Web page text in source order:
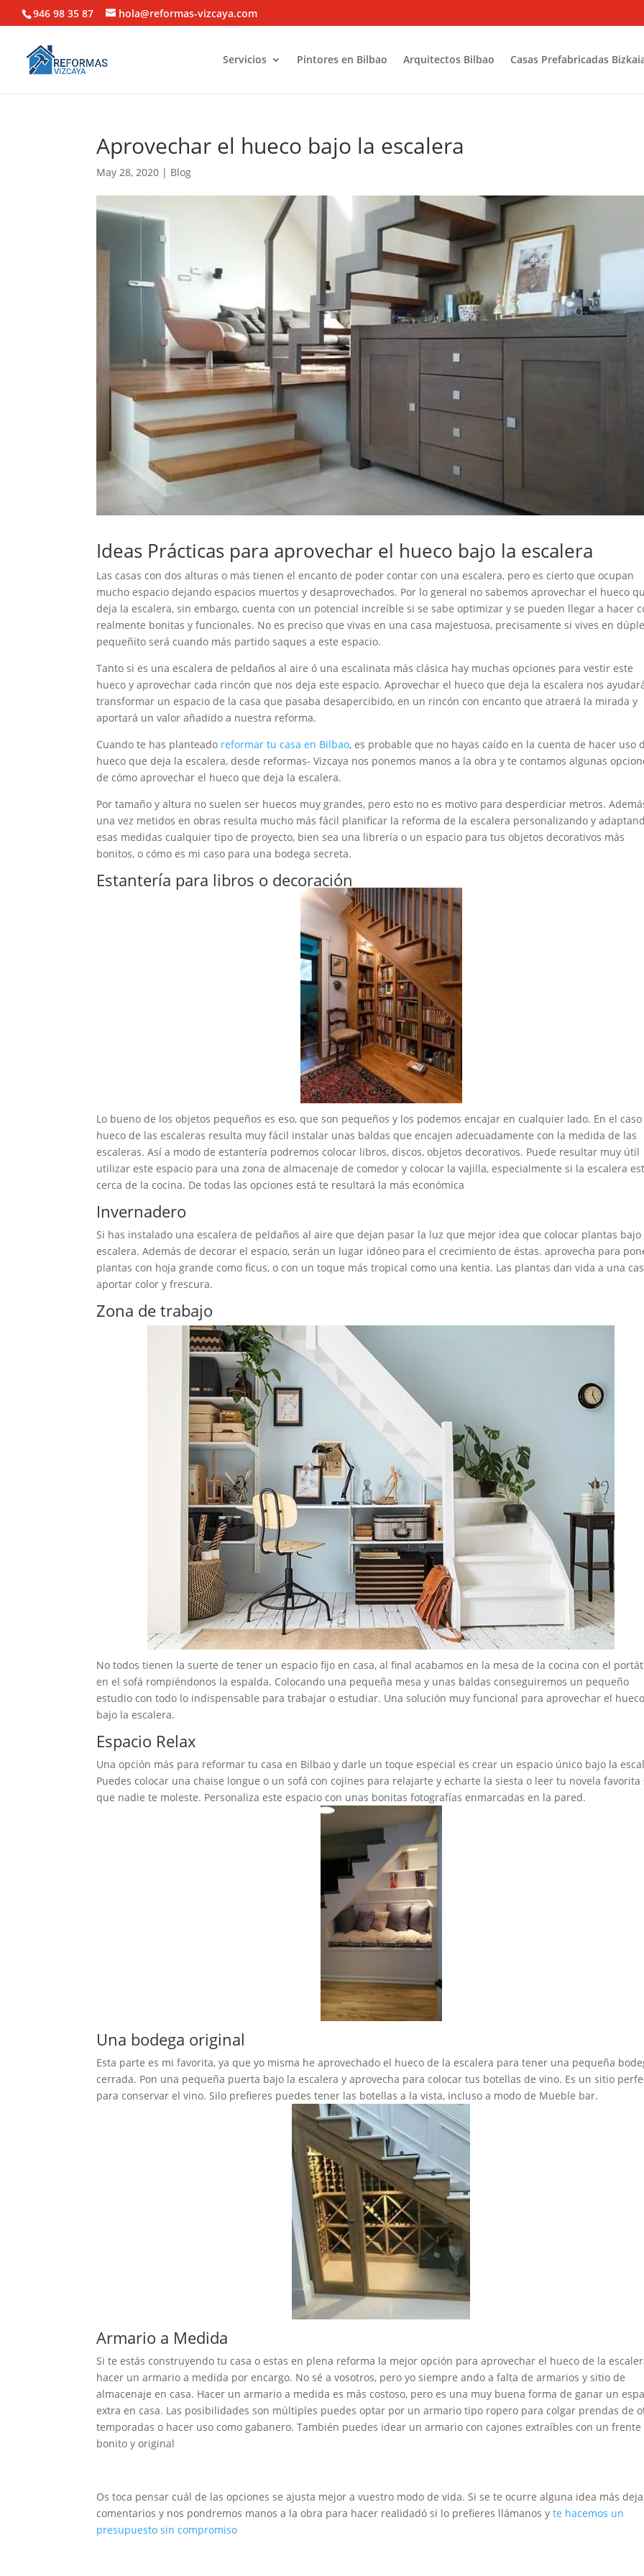
946 98 35 87 hola@reformas-vizcaya.com
Servicios Pintores en Bilbao Arquitectos Bilbao Casas Prefabricadas
Aprovechar el hueco bajo la escalera
May 28, 2020 | Blog
Ideas Prácticas para aprovechar el hueco bajo la escalera
Las casas con dos alturas o más tienen el encanto de poder contar con una escalera, pero es cierto que ocupan
mucho espacio dejando espacios muertos y desaprovechados. Por lo general no sabemos aprovechar el hueco
deja la escalera, sin embargo, cuenta con un potencial increíble si se sabe optimizar y se pueden llegar a hacer
realmente bonitas y funcionales. No es preciso que vivas en una casa majestuosa, precisamente si vives en
pequeñito será cuando más partido saques a este espacio.
Tanto si es una escalera de peldaños al aire ó una escalinata más clásica hay muchas opciones para vestir este
hueco y aprovechar cada rincón que nos deja este espacio. Aprovechar el hueco que deja la escalera nos
transformar un espacio de la casa que pasaba desapercibido, en un rincón con encanto que atraerá la mirada y
aportará un valor añadido a nuestra reforma.
Cuando te has planteado reformar tu casa en Bilbao, es probable que no hayas caído en la cuenta de hacer uso
hueco que deja la escalera, desde reformas- Vizcaya nos ponemos manos a la obra y te contamos algunas
de cómo aprovechar el hueco que deja la escalera.
Por tamaño y altura no suelen ser huecos muy grandes, pero esto no es motivo para desperdiciar metros.
una vez metidos en obras resulta mucho más fácil planificar la reforma de la escalera personalizando y
esas medidas cualquier tipo de proyecto, bien sea una librería o un espacio para tus objetos decorativos más
bonitos, o cómo es mi caso para una bodega secreta.
Estantería para libros o decoración
Lo bueno de los objetos pequeños es eso, que son pequeños y los podemos encajar en cualquier lado. En el
hueco de las escaleras resulta muy fácil instalar unas baldas que encajen adecuadamente con la medida de las
escaleras. Así a modo de estantería podremos colocar libros, discos, objetos decorativos. Puede resultar muy útil
utilizar este espacio para una zona de almacenaje de comedor y colocar la vajilla, especialmente si la escalera
cerca de la cocina. De todas las opciones está te resultará la más económica
Invernadero
Si has instalado una escalera de peldaños al aire que dejan pasar la luz que mejor idea que colocar plantas bajo
escalera. Además de decorar el espacio, serán un lugar idóneo para el crecimiento de éstas. aprovecha para
plantas con hoja grande como ficus, o con un toque más tropical como una kentia. Las plantas dan vida a una
aportar color y frescura.
Zona de trabajo
No todos tienen la suerte de tener un espacio fijo en casa, al final acabamos en la mesa de la cocina con el
en el sofá rompiéndonos la espalda. Colocando una pequeña mesa y unas baldas conseguiremos un pequeño
estudio con todo lo indispensable para trabajar o estudiar. Una solución muy funcional para aprovechar el hueco
bajo la escalera.
Espacio Relax
Una opción más para reformar tu casa en Bilbao y darle un toque especial es crear un espacio único bajo la
Puedes colocar una chaise longue o un sofá con cojines para relajarte y echarte la siesta o leer tu novela favorita
que nadie te moleste. Personaliza este espacio con unas bonitas fotografías enmarcadas en la pared.
Una bodega original
Esta parte es mi favorita, ya que yo misma he aprovechado el hueco de la escalera para tener una pequeña
cerrada. Pon una pequeña puerta bajo la escalera y aprovecha para colocar tus botellas de vino. Es un sitio
para conservar el vino. Silo prefieres puedes tener las botellas a la vista, incluso a modo de Mueble bar.
Armario a Medida
Si te estás construyendo tu casa o estas en plena reforma la mejor opción para aprovechar el hueco de la
hacer un armario a medida por encargo. No sé a vosotros, pero yo siempre ando a falta de armarios y sitio de
almacenaje en casa. Hacer un armario a medida es más costoso, pero es una muy buena forma de ganar un
extra en casa. Las posibilidades son múltiples puedes optar por un armario tipo ropero para colgar prendas de
temporadas o hacer uso como gabanero. También puedes idear un armario con cajones extraíbles con un frente
bonito y original
Os toca pensar cuál de las opciones se ajusta mejor a vuestro modo de vida. Si se te ocurre alguna idea más
comentarios y nos pondremos manos a la obra para hacer realidadó si lo prefieres llámanos y te hacemos un
presupuesto sin compromiso